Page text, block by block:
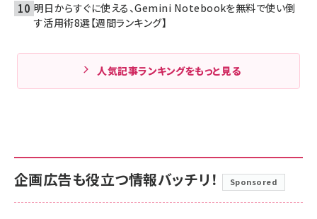
明日からすぐに使える、Gemini Notebookを無料で使い倒
す活用術8選【週間ランキング】
人気記事ランキングをもっと見る
企画広告も役立つ情報バッチリ！ Sponsored